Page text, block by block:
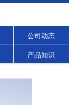
公司动态
产品知识